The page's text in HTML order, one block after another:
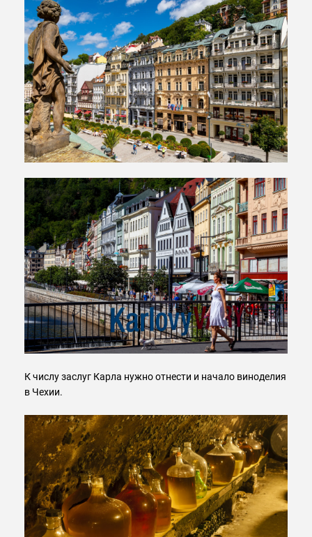
К числу заслуг Карла нужно отнести и начало виноделия
в Чехии.